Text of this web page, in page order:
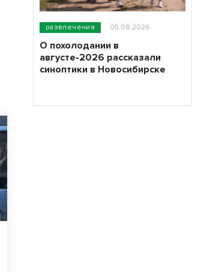
развлечения 05.08.2026
О похолодании в
августе-2026 рассказали
синоптики в Новосибирске